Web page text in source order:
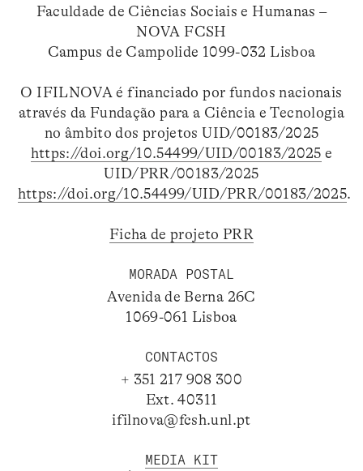
Faculdade de Ciências Sociais e Humanas –
NOVA FCSH
Campus de Campolide 1099-032 Lisboa
O IFILNOVA é financiado por fundos nacionais
através da Fundação para a Ciência e Tecnologia
no âmbito dos projetos UID/00183/2025
https://doi.org/10.54499/UID/00183/2025 e
UID/PRR/00183/2025
https://doi.org/10.54499/UID/PRR/00183/2025.
Ficha de projeto PRR
MORADA POSTAL
Avenida de Berna 26C
1069-061 Lisboa
CONTACTOS
+ 351 217 908 300
Ext. 40311
ifilnova@fcsh.unl.pt
MEDIA KIT